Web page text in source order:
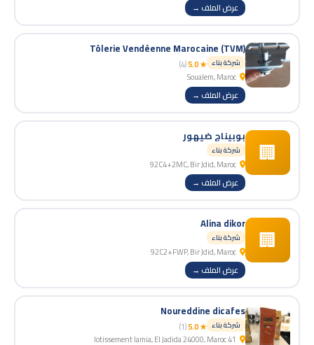
عرض الملف →
Tôlerie Vendéenne Marocaine (TVM)
شركة بناء ★ 5.0
(4)
عرض الملف →
🏢 بوبيناج ضيهور
شركة بناء
عرض الملف →
🏢
Alina dikor
شركة بناء
عرض الملف →
Noureddine dicafes
شركة بناء ★ 5.0
(1)